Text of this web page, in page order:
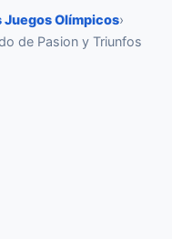
Juegos Olímpicos›
de Pasion y Triunfos